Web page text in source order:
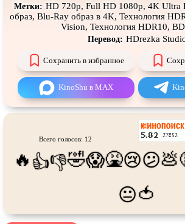
Про собак Про
Про танки
Про танцы Про
Про футбол Про
Про хоккей ифигурное
катание
Про
Псевдо
Режиссёрская версия Роуд-
Сверхспособности Ситком
Метки: HD 720p, Full HD 1080p, 4K Ultra
образ, Blu-Ray образ в 4K, Технология
Vision, Технология HDR10,
Перевод: HDrezka
Сохранить в избранное
KinoShu в MAX
Всего голосов: 12
🔥 👍👎🤣😱🤮😢😕💩
😐🍅